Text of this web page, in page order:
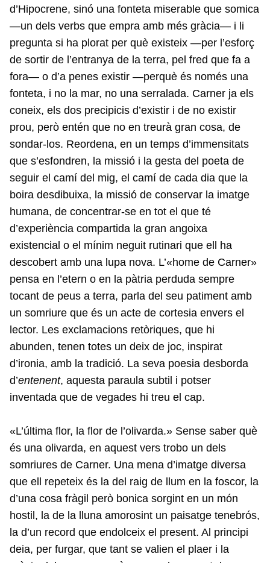
d’Hipocrene, sinó una fonteta miserable que somica
—un dels verbs que empra amb més gràcia— i li
pregunta si ha plorat per què existeix —per l’esforç
de sortir de l’entranya de la terra, pel fred que fa a
fora— o d’a penes existir —perquè és només una
fonteta, i no la mar, no una serralada. Carner ja els
coneix, els dos precipicis d’existir i de no existir
prou, però entén que no en treurà gran cosa, de
sondar-los. Reordena, en un temps d’immensitats
que s’esfondren, la missió i la gesta del poeta de
seguir el camí del mig, el camí de cada dia que la
boira desdibuixa, la missió de conservar la imatge
humana, de concentrar-se en tot el que té
d’experiència compartida la gran angoixa
existencial o el mínim neguit rutinari que ell ha
descobert amb una lupa nova. L’«home de Carner»
pensa en l’etern o en la pàtria perduda sempre
tocant de peus a terra, parla del seu patiment amb
un somriure que és un acte de cortesia envers el
lector. Les exclamacions retòriques, que hi
abunden, tenen totes un deix de joc, inspirat
d’ironia, amb la tradició. La seva poesia desborda
d’entenent, aquesta paraula subtil i potser
inventada que de vegades hi treu el cap.
«L’última flor, la flor de l’olivarda.» Sense saber què
és una olivarda, en aquest vers trobo un dels
somriures de Carner. Una mena d’imatge diversa
que ell repeteix és la del raig de llum en la foscor, la
d’una cosa fràgil però bonica sorgint en un món
hostil, la de la lluna amorosint un paisatge tenebrós,
la d’un record que endolceix el present. Al principi
deia, per furgar, que tant se valien el plaer i la